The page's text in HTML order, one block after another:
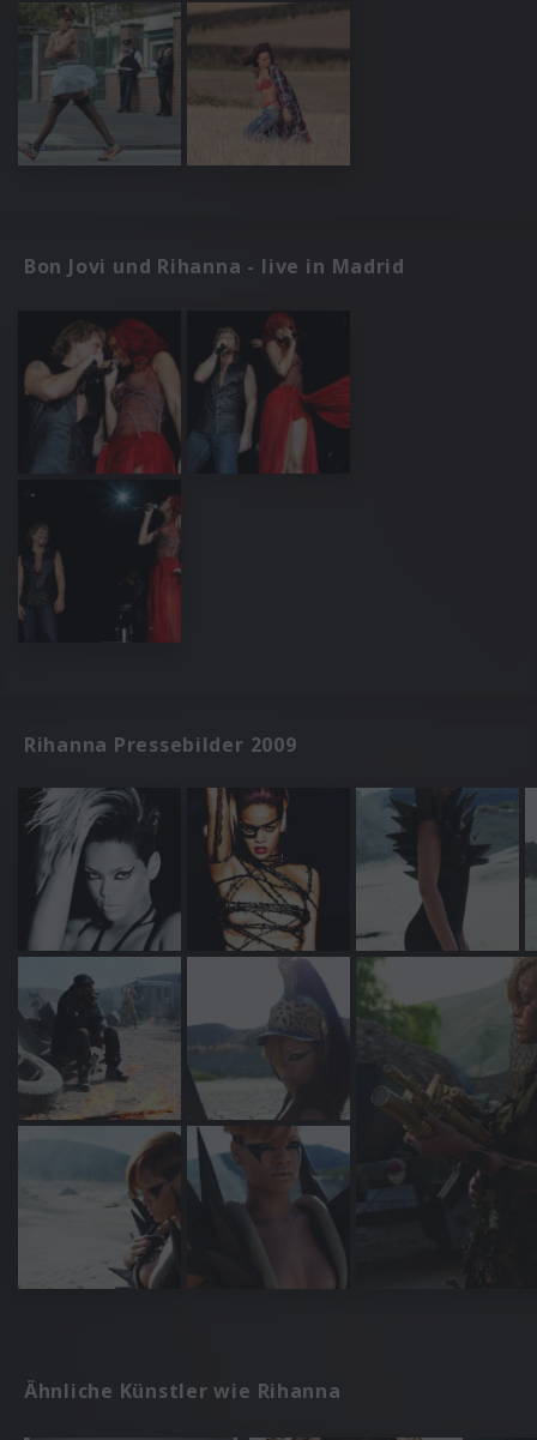
Bon Jovi und Rihanna - live in Madrid
Rihanna Pressebilder 2009
Ähnliche Künstler wie Rihanna